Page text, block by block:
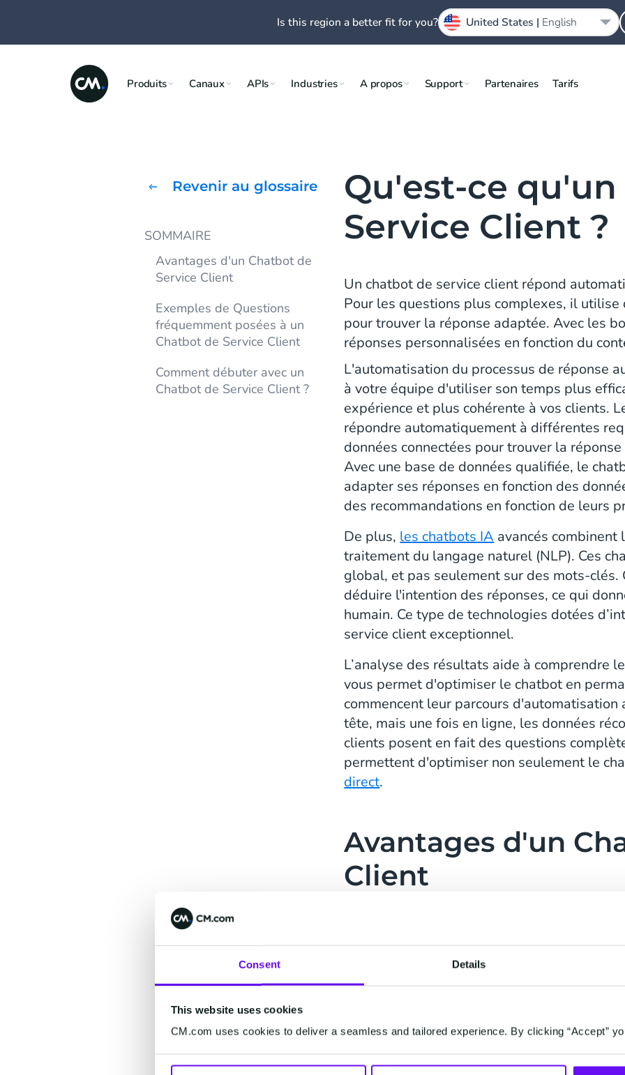
Consent Details
This website uses cookies
CM.com uses cookies to deliver a seamless and tailored experience. By clicking “Accept”
Produits Canaux APIs Industries A propos Support Partenaires Tarifs
Revenir au glossaire
SOMMAIRE
Avantages d'un Chatbot de
Service Client
Exemples de Questions
fréquemment posées à un
Chatbot de Service Client
Comment débuter avec un
Chatbot de Service Client ?
Qu'est-ce
Service Client ?
Un chatbot de service client répond
Pour les questions plus complexes, il utilise
pour trouver la réponse adaptée. Avec les
réponses personnalisées en fonction du
L'automatisation du processus de réponse
à votre équipe d'utiliser son temps plus
expérience et plus cohérente à vos clients.
répondre automatiquement à différentes
données connectées pour trouver la
Avec une base de données qualifiée, le
adapter ses réponses en fonction des
des recommandations en fonction de leurs
De plus, les chatbots IA avancés
traitement du langage naturel (NLP). Ces
global, et pas seulement sur des mots-
déduire l'intention des réponses, ce qui
humain. Ce type de technologies dotées
service client exceptionnel.
L’analyse des résultats aide à comprendre
vous permet d'optimiser le chatbot en
commencent leur parcours
tête, mais une fois en ligne, les données
clients posent en fait des questions
permettent d'optimiser non seulement le
direct.
Avantages d'un
Client
S'il est mis en œuvre correctement, un
gagner beaucoup de temps et générer des
importants sont les suivants :
Une assistance 24/7 pour vos clients
Une résolution plus rapide des
agents seront déjà en posession de
Is this region a better fit for you? United States | English